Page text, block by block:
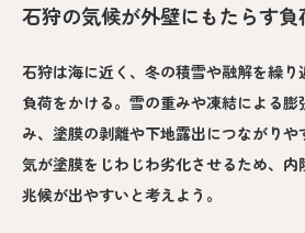
石狩の気候が外壁にもたらす負
石狩は海に近く、冬の積雪や融解を繰
負荷をかける。雪の重みや凍結による
み、塗膜の剥離や下地露出につながり
気が塗膜をじわじわ劣化させるため、
兆候が出やすいと考えよう。